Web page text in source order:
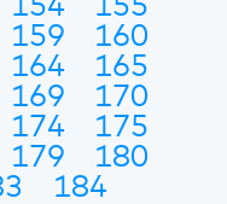
154
155
159
160
164
165
169
170
174
175
179
180
184